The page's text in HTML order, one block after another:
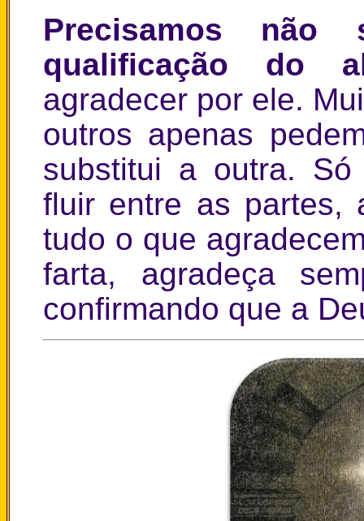
Precisamos
qualificação do
agradecer por ele.
outros apenas
substitui a outra.
fluir entre as partes,
tudo o que
farta, agradeça
confirmando que a